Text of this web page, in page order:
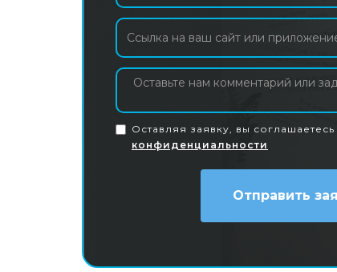
Оставляя заявку, вы соглашаетесь
конфиденциальности